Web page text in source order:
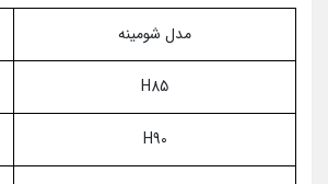
مدل شومینه
H85
H90